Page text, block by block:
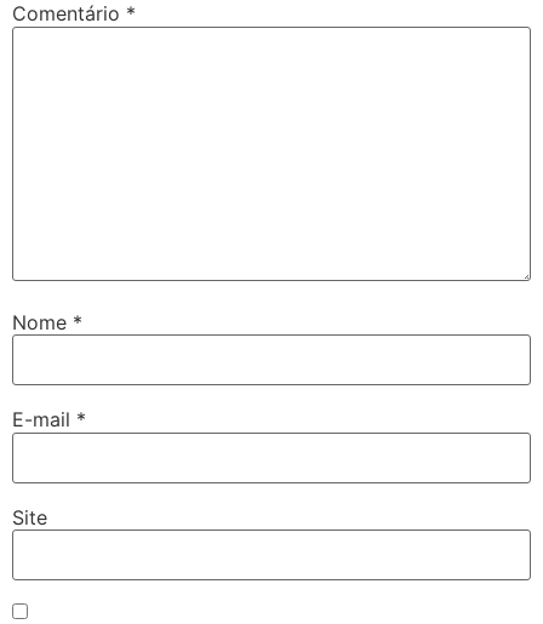
Comentário *
Nome *
E-mail *
Site